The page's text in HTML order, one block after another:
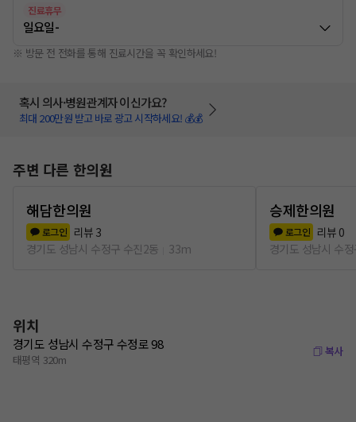
진료휴무
일요일-
※ 방문 전 전화를 통해 진료시간을 꼭 확인하세요!
혹시 의사·병원관계자 이신가요?
최대 200만원 받고 바로 광고 시작하세요! 💰💰
주변 다른 한의원
해담한의원
로그인 리뷰 3
경기도 성남시 수정구 수진2동
33m
승제한의원
로그인 리뷰 0
경기도 성남시 수
위치
경기도 성남시 수정구 수정로 98
태평역 320m
복사